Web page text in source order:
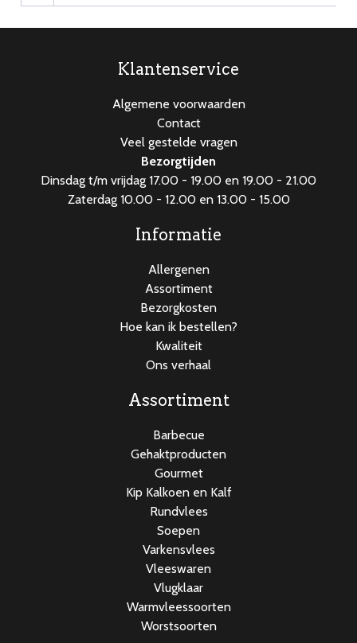
Klantenservice
Algemene voorwaarden
Contact
Veel gestelde vragen
Bezorgtijden
Dinsdag t/m vrijdag 17.00 - 19.00 en 19.00 - 21.00
Zaterdag 10.00 - 12.00 en 13.00 - 15.00
Informatie
Allergenen
Assortiment
Bezorgkosten
Hoe kan ik bestellen?
Kwaliteit
Ons verhaal
Assortiment
Barbecue
Gehaktproducten
Gourmet
Kip Kalkoen en Kalf
Rundvlees
Soepen
Varkensvlees
Vleeswaren
Vlugklaar
Warmvleessoorten
Worstsoorten